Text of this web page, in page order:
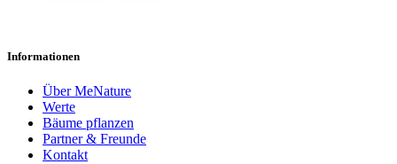
Informationen
Über MeNature
Werte
Bäume pflanzen
Partner & Freunde
Kontakt